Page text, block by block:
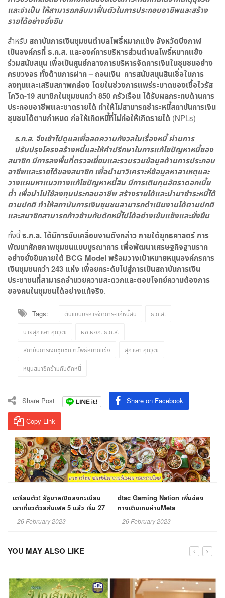
และจำเป็น ให้สามารถกลับมาฟื้นตัวในการประกอบอาชีพและสร้าง
รายได้อย่างยั่งยืน
สำหรับ สถาบันการเงินชุมชนตำบลโพธิ์หมากแข้ง จังหวัดบึงกาฬ
เป็นองค์กรที่ ธ.ก.ส. และองค์การบริหารส่วนตำบลโพธิ์หมากแข้ง
ร่วมสนับสนุน เพื่อเป็นศูนย์กลางการบริหารจัดการเงินในชุมชนอย่าง
ครบวงจร ทั้งด้านการฝาก – ถอนเงิน การสนับสนุนสินเชื่อในการ
ลงทุนและเสริมสภาพคล่อง โดยในช่วงการแพร่ระบาดของเชื้อไวรัส
โควิด-19 สมาชิกในชุมชนกว่า 850 ครัวเรือน ได้รับผลกระทบด้านการ
ประกอบอาชีพและขาดรายได้ ทำให้ไม่สามารถชำระหนี้สถาบันการเงิน
ชุมชนได้ตามกำหนด ก่อให้เกิดหนี้ที่ไม่ก่อให้เกิดรายได้ (NPLs)
ธ.ก.ส. จึงเข้าไปดูแลเพื่อลดความกังวลในเรื่องหนี้ ผ่านการ
ปรับปรุงโครงสร้างหนี้และให้คำปรึกษาในการแก้ไขปัญหาหนี้ของ
สมาชิก มีการลงพื้นที่ตรวจเยี่ยมและรวบรวมข้อมูลด้านการประกอบ
อาชีพและรายได้ของสมาชิก เพื่อนำมาวิเคราะห์ข้อมูลหาสาเหตุและ
วางแผนหาแนวทางแก้ไขปัญหาหนี้สิน มีการเติมทุนอัตราดอกเบี้ย
ต่ำ เพื่อนำไปใช้ลงทุนประกอบอาชีพ สร้างรายได้และนำมาชำระหนี้ได้
ตามปกติ ทำให้สถาบันการเงินชุมชนสามารถดำเนินงานได้ตามปกติ
และสมาชิกสามารถก้าวข้ามกับดักหนี้ไปได้อย่างเข้มแข็งและยั่งยืน
ทั้งนี้ธ.ก.ส. ได้มีการขับเคลื่อนงานดังกล่าว ภายใต้ยุทธศาสตร์ การ
พัฒนาศักยภาพชุมชนแบบบูรณาการ เพื่อพัฒนาเศรษฐกิจฐานราก
อย่างยั่งยืนภายใต้ BCG Model พร้อมวางเป้าหมายหนุนองค์กรการ
เงินชุมชนกว่า 243 แห่ง เพื่อยกระดับไปสู่การเป็นสถาบันการเงิน
ประชาชนที่สามารถอำนวยความสะดวกและตอบโจทย์ความต้องการ
ของคนในชุมชนได้อย่างแท้จริง.
Tags: ต้นแบบบริหารจัดการ-แก้หนี้สิน ธ.ก.ส.
นายสุภาษิต ศุภวุฒิ ผช.ผจก. ธ.ก.ส.
สถาบันการเงินชุมชน ต.โพธิ์หมากแข้ง สุภาษิต ศุภวุฒิ
หนุนสมาชิกข้ามกับดักหนี้
Share Post Share on Facebook
Copy Link
เตรียมตัว! รัฐบาลเปิดลงทะเบียน
เราเที่ยวด้วยกันเฟส 5 แล้ว เริ่ม 27
ก.พ.66
26 February 2023
dtac Gaming Nation เพิ่มช่อง
ทางเติมเกมผ่านMeta
Pay บน Messenger
26 February 2023
YOU MAY ALSO LIKE